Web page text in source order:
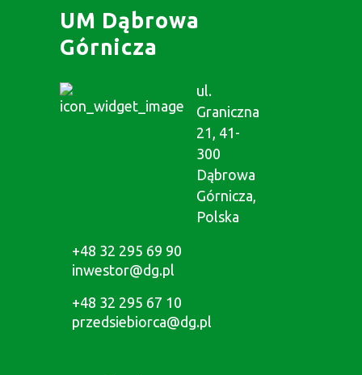
UM Dąbrowa
Górnicza
ul.
Graniczna
21, 41-
300
Dąbrowa
Górnicza,
Polska
+48 32 295 69 90
inwestor@dg.pl
+48 32 295 67 10
przedsiebiorca@dg.pl